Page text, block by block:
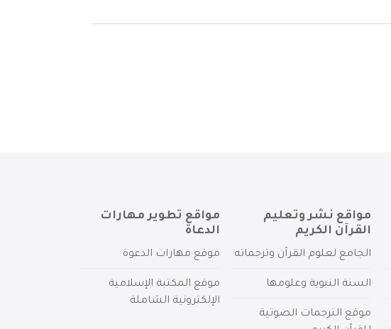
مواقع نشر وتعليم
القرآن الكريم
الجامع لعلوم القرآن وترجماته
السنة النبوية وعلومها
موقع الترجمات الصوتية
مواقع تطوير مهارات
الدعاة
موقع مهارات الدعوة
موقع المكتبة الإسلامية
الإلكترونية الشاملة